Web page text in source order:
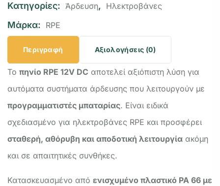
Κατηγορίες: Άρδευση, Ηλεκτροβάνες
Μάρκα: RPE
Περιγραφή Αξιολογήσεις (0)
Το πηνίο RPE 12V DC αποτελεί αξιόπιστη λύση για
αυτόματα συστήματα άρδευσης που λειτουργούν με
προγραμματιστές μπαταρίας. Είναι ειδικά
σχεδιασμένο για ηλεκτροβάνες RPE και προσφέρει
σταθερή, αθόρυβη και αποδοτική λειτουργία ακόμη
και σε απαιτητικές συνθήκες.
Κατασκευασμένο από ενισχυμένο πλαστικό PA 66 με